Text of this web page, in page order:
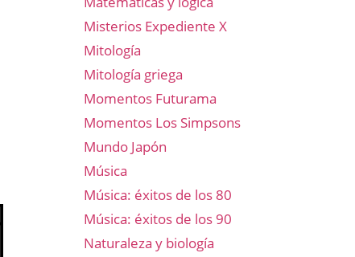
Misterios Expediente X
Mitología
Mitología griega
Momentos Futurama
Momentos Los Simpsons
Mundo Japón
Música
Música: éxitos de los 80
Música: éxitos de los 90
Naturaleza y biología